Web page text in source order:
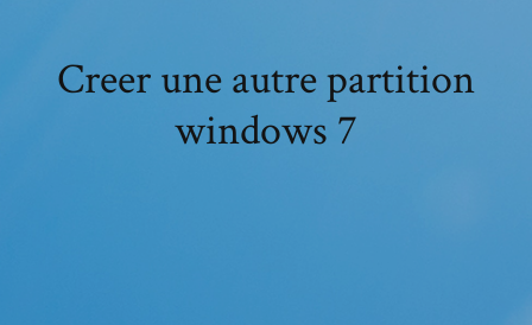
Creer une autre partition
windows 7